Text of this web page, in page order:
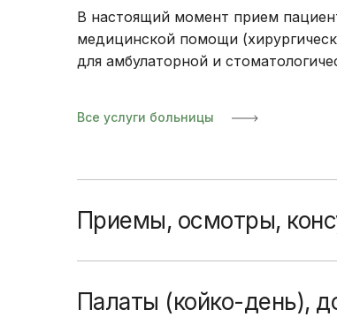
В настоящий момент прием
медицинской помощи
для амбулаторной и
Все услуги больницы
Приемы, осмотры,
Палаты (койко-день),